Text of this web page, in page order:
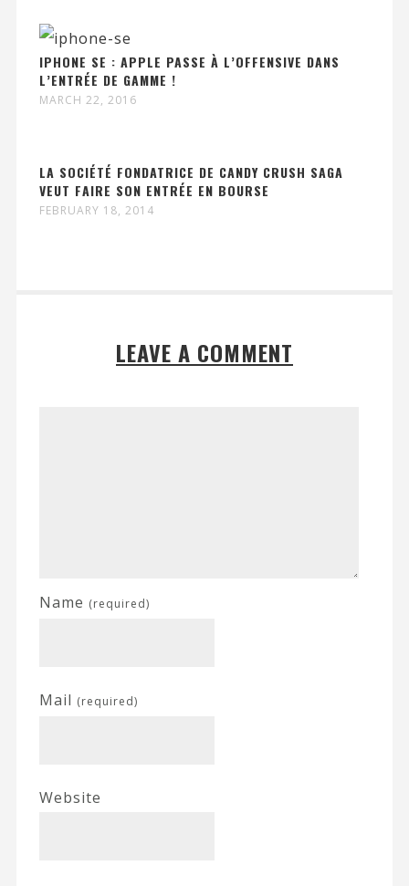
IPHONE SE : APPLE PASSE À L’OFFENSIVE DANS
L’ENTRÉE DE GAMME !
MARCH 22, 2016
LA SOCIÉTÉ FONDATRICE DE CANDY CRUSH SAGA
VEUT FAIRE SON ENTRÉE EN BOURSE
FEBRUARY 18, 2014
LEAVE A COMMENT
Name (required)
Mail (required)
Website